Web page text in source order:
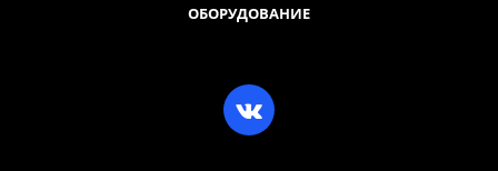
ОБОРУДОВАНИЕ